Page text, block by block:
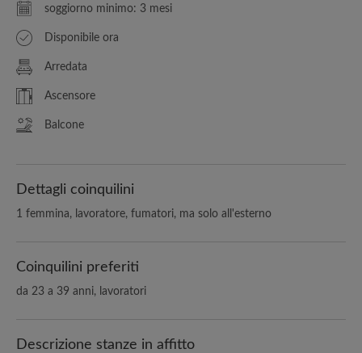
soggiorno minimo: 3 mesi
Disponibile ora
Arredata
Ascensore
Balcone
Dettagli coinquilini
1 femmina, lavoratore, fumatori, ma solo all'esterno
Coinquilini preferiti
da 23 a 39 anni, lavoratori
Descrizione stanze in affitto